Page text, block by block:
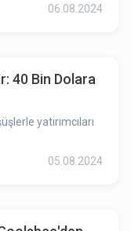
06.08.2024
40 Bin Dolara
yatırımcıları
05.08.2024